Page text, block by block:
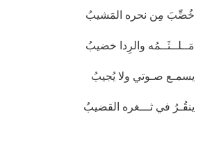
خُضِّبَ مِن نحره المَشيبُ
والرِدا خضيبُ
يسمـع صـوتي ولا يُجيبُ
في ثـــغره القضيبُ